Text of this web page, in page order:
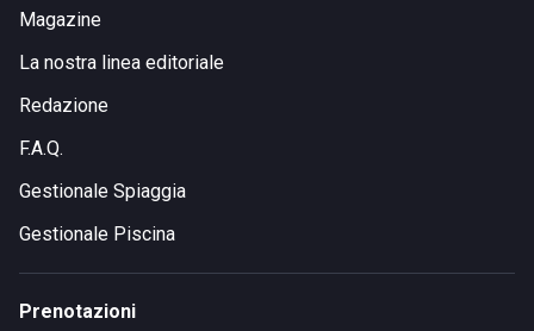
Magazine
La nostra linea editoriale
Redazione
F.A.Q.
Gestionale Spiaggia
Gestionale Piscina
Prenotazioni